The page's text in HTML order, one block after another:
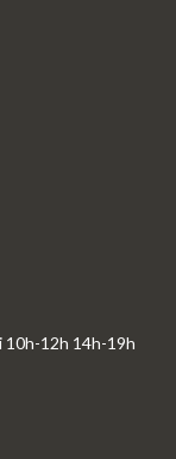
10h-12h 14h-19h